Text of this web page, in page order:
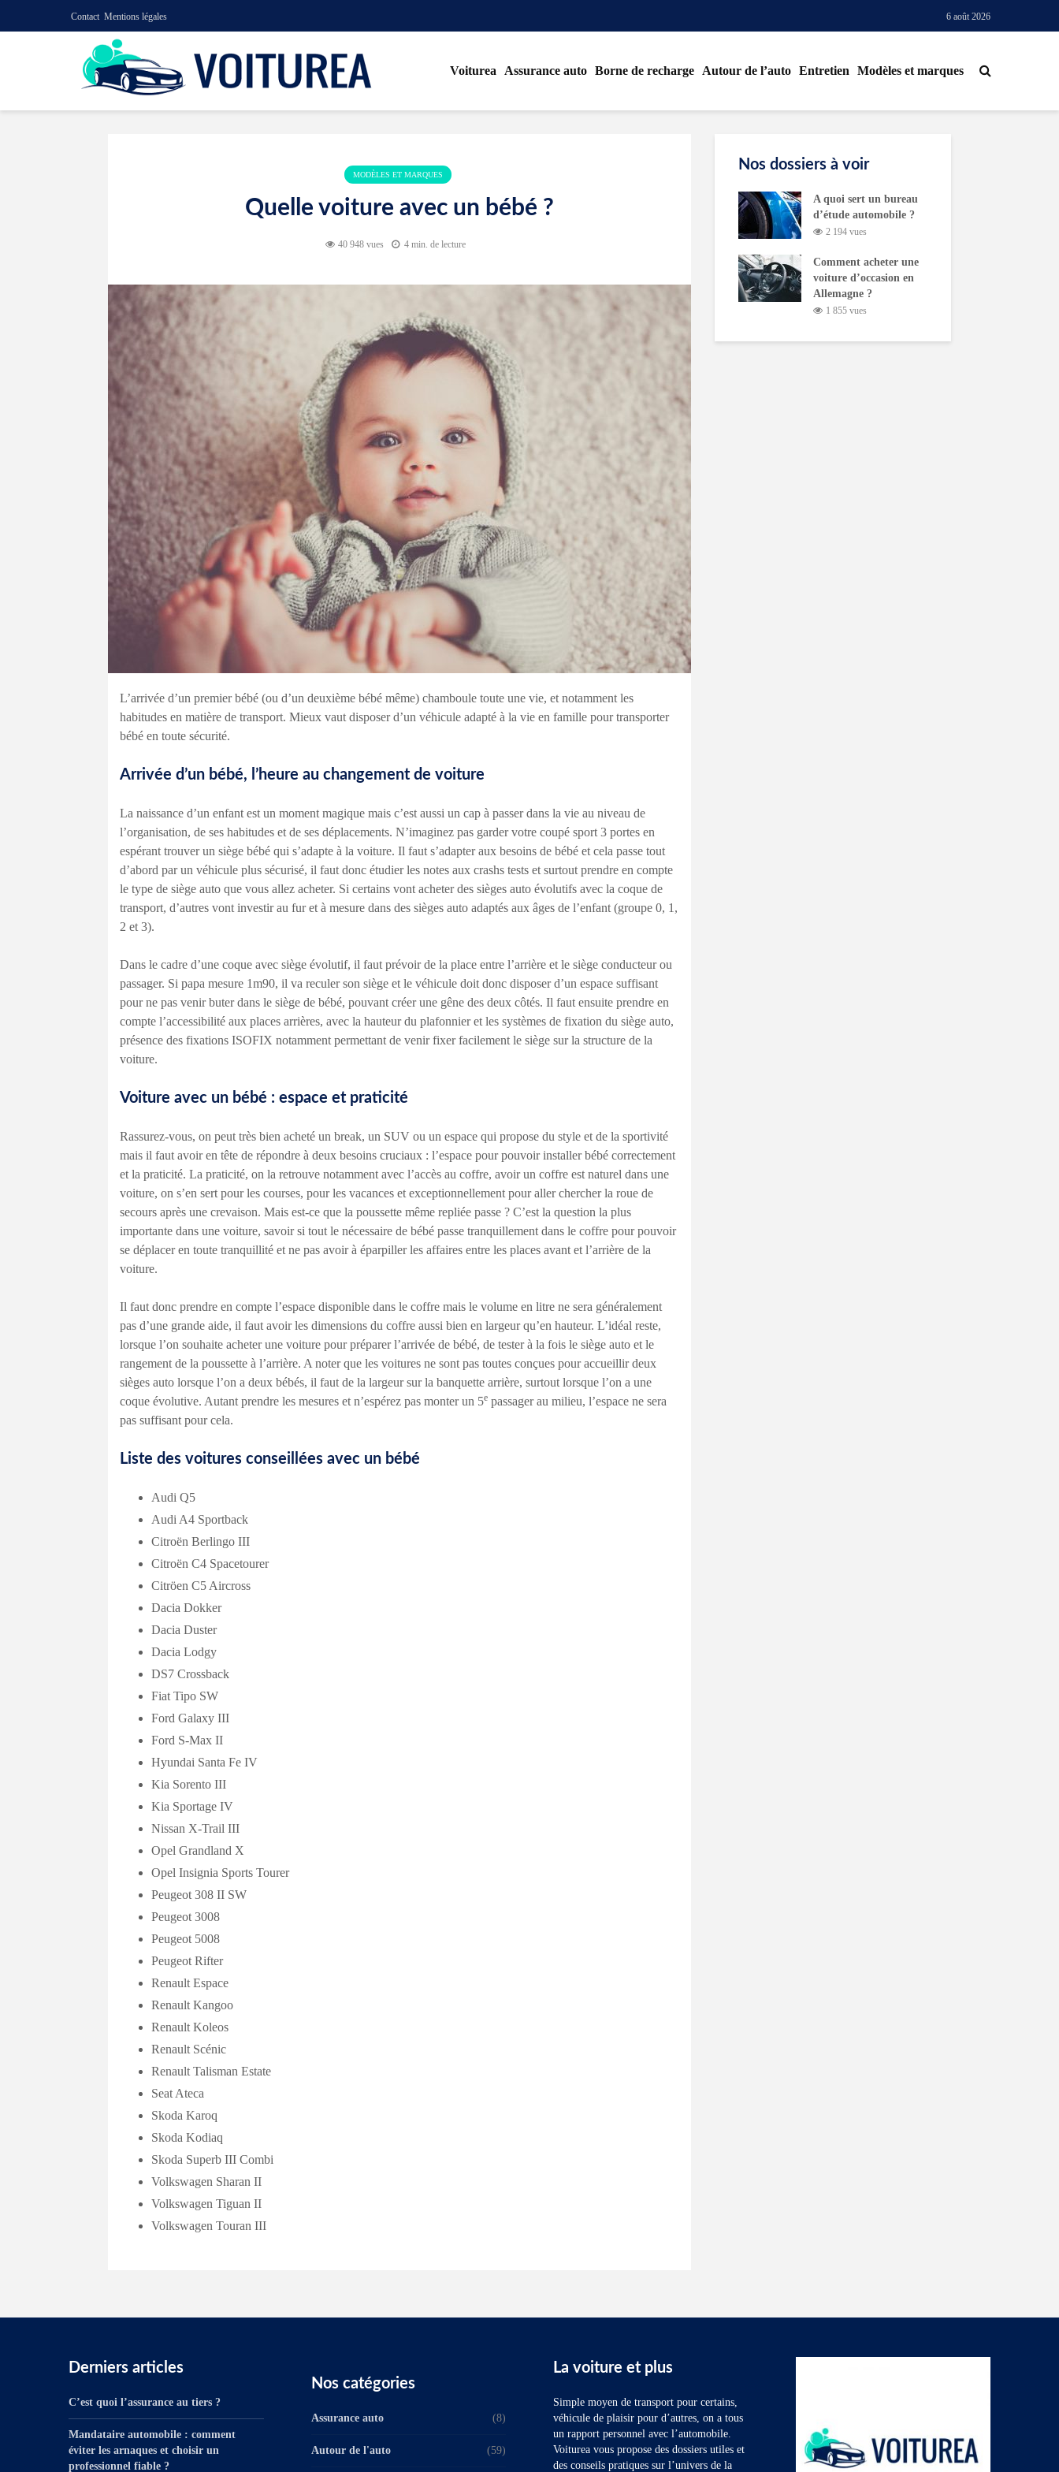
Contact Mentions légales 6 août 2026
Voiturea Assurance auto Borne de recharge Autour de l’auto Entretien Modèles et marques
MODÈLES ET MARQUES
Quelle voiture avec un bébé ?
40 948 vues 4 min. de lecture
L’arrivée d’un premier bébé (ou d’un deuxième bébé même) chamboule toute une vie, et notamment les
habitudes en matière de transport. Mieux vaut disposer d’un véhicule adapté à la vie en famille pour transporter
bébé en toute sécurité.
Arrivée d’un bébé, l’heure au changement de voiture
La naissance d’un enfant est un moment magique mais c’est aussi un cap à passer dans la vie au niveau de
l’organisation, de ses habitudes et de ses déplacements. N’imaginez pas garder votre coupé sport 3 portes en
espérant trouver un siège bébé qui s’adapte à la voiture. Il faut s’adapter aux besoins de bébé et cela passe tout
d’abord par un véhicule plus sécurisé, il faut donc étudier les notes aux crashs tests et surtout prendre en compte
le type de siège auto que vous allez acheter. Si certains vont acheter des sièges auto évolutifs avec la coque de
transport, d’autres vont investir au fur et à mesure dans des sièges auto adaptés aux âges de l’enfant (groupe 0, 1,
2 et 3).
Dans le cadre d’une coque avec siège évolutif, il faut prévoir de la place entre l’arrière et le siège conducteur ou
passager. Si papa mesure 1m90, il va reculer son siège et le véhicule doit donc disposer d’un espace suffisant
pour ne pas venir buter dans le siège de bébé, pouvant créer une gêne des deux côtés. Il faut ensuite prendre en
compte l’accessibilité aux places arrières, avec la hauteur du plafonnier et les systèmes de fixation du siège auto,
présence des fixations ISOFIX notamment permettant de venir fixer facilement le siège sur la structure de la
voiture.
Voiture avec un bébé : espace et praticité
Rassurez-vous, on peut très bien acheté un break, un SUV ou un espace qui propose du style et de la sportivité
mais il faut avoir en tête de répondre à deux besoins cruciaux : l’espace pour pouvoir installer bébé correctement
et la praticité. La praticité, on la retrouve notamment avec l’accès au coffre, avoir un coffre est naturel dans une
voiture, on s’en sert pour les courses, pour les vacances et exceptionnellement pour aller chercher la roue de
secours après une crevaison. Mais est-ce que la poussette même repliée passe ? C’est la question la plus
importante dans une voiture, savoir si tout le nécessaire de bébé passe tranquillement dans le coffre pour pouvoir
se déplacer en toute tranquillité et ne pas avoir à éparpiller les affaires entre les places avant et l’arrière de la
voiture.
Il faut donc prendre en compte l’espace disponible dans le coffre mais le volume en litre ne sera généralement
pas d’une grande aide, il faut avoir les dimensions du coffre aussi bien en largeur qu’en hauteur. L’idéal reste,
lorsque l’on souhaite acheter une voiture pour préparer l’arrivée de bébé, de tester à la fois le siège auto et le
rangement de la poussette à l’arrière. A noter que les voitures ne sont pas toutes conçues pour accueillir deux
sièges auto lorsque l’on a deux bébés, il faut de la largeur sur la banquette arrière, surtout lorsque l’on a une
coque évolutive. Autant prendre les mesures et n’espérez pas monter un 5e passager au milieu, l’espace ne sera
pas suffisant pour cela.
Liste des voitures conseillées avec un bébé
Audi Q5
Audi A4 Sportback
Citroën Berlingo III
Citroën C4 Spacetourer
Citröen C5 Aircross
Dacia Dokker
Dacia Duster
Dacia Lodgy
DS7 Crossback
Fiat Tipo SW
Ford Galaxy III
Ford S-Max II
Hyundai Santa Fe IV
Kia Sorento III
Kia Sportage IV
Nissan X-Trail III
Opel Grandland X
Opel Insignia Sports Tourer
Peugeot 308 II SW
Peugeot 3008
Peugeot 5008
Peugeot Rifter
Renault Espace
Renault Kangoo
Renault Koleos
Renault Scénic
Renault Talisman Estate
Seat Ateca
Skoda Karoq
Skoda Kodiaq
Skoda Superb III Combi
Volkswagen Sharan II
Volkswagen Tiguan II
Volkswagen Touran III
Nos dossiers à voir
A quoi sert un bureau
d’étude automobile ?
2 194 vues
Comment acheter une
voiture d’occasion en
Allemagne ?
1 855 vues
Derniers articles
C’est quoi l’assurance au tiers ?
Mandataire automobile : comment
éviter les arnaques et choisir un
professionnel fiable ?
Nos catégories
Assurance auto (8)
Autour de l'auto (59)
La voiture et plus
Simple moyen de transport pour certains,
véhicule de plaisir pour d’autres, on a tous
un rapport personnel avec l’automobile.
Voiturea vous propose des dossiers utiles et
des conseils pratiques sur l’univers de la